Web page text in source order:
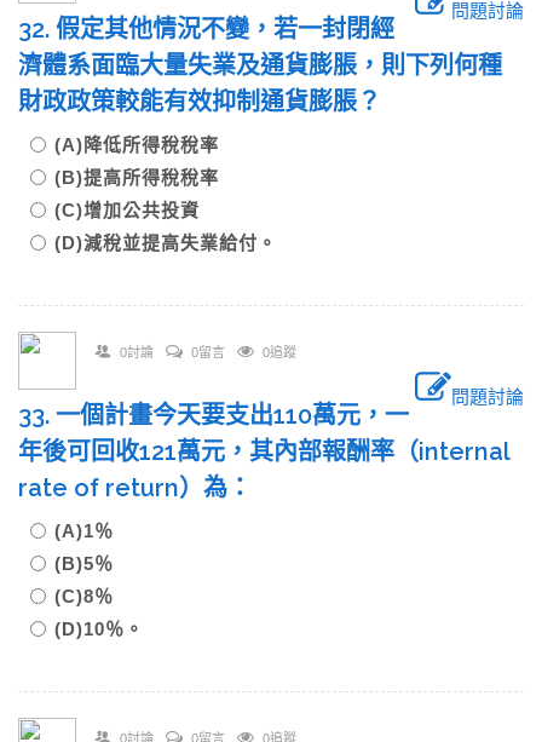
問題討論
32. 假定其他情況不變，若一封閉經
濟體系面臨大量失業及通貨膨脹，則下列何種
財政政策較能有效抑制通貨膨脹？
(A)降低所得稅稅率
(B)提高所得稅稅率
(C)增加公共投資
(D)減稅並提高失業給付。
0討論 0留言 0追蹤
問題討論
33. 一個計畫今天要支出110萬元，一
年後可回收121萬元，其內部報酬率（internal
rate of return）為：
(A)1％
(B)5％
(C)8％
(D)10％。
0討論 0留言 0追蹤